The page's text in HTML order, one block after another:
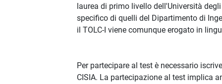
laurea di primo livello dell'Università
specifico di quelli del Dipartimento di
il TOLC-I viene comunque erogato in
Per partecipare al test è necessario
CISIA. La partecipazione al test implica